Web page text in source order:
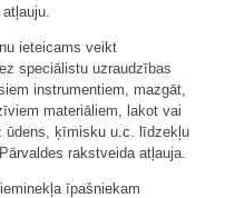
ieteicams veikt
speciālistu uzraudzības
instrumentiem, mazgāt,
materiāliem, lakot vai
ūdens, ķīmisku u.c. līdzekļu
rakstveida atļauja.
īpašniekam